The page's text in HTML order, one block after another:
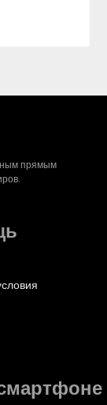
прямым